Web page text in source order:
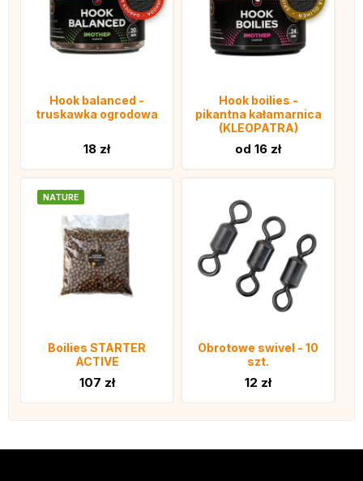
Hook balanced -
truskawka ogrodowa
18 zł
Hook boilies -
pikantna kałamarnica
(KLEOPATRA)
od 16 zł
NATURE
Boilies STARTER
ACTIVE
107 zł
Obrotowe swivel - 10
szt.
12 zł